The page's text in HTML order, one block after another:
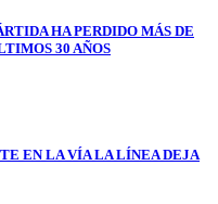
HA PERDIDO MÁS DE
30 AÑOS
EN LA VÍA LA LÍNEA DEJA